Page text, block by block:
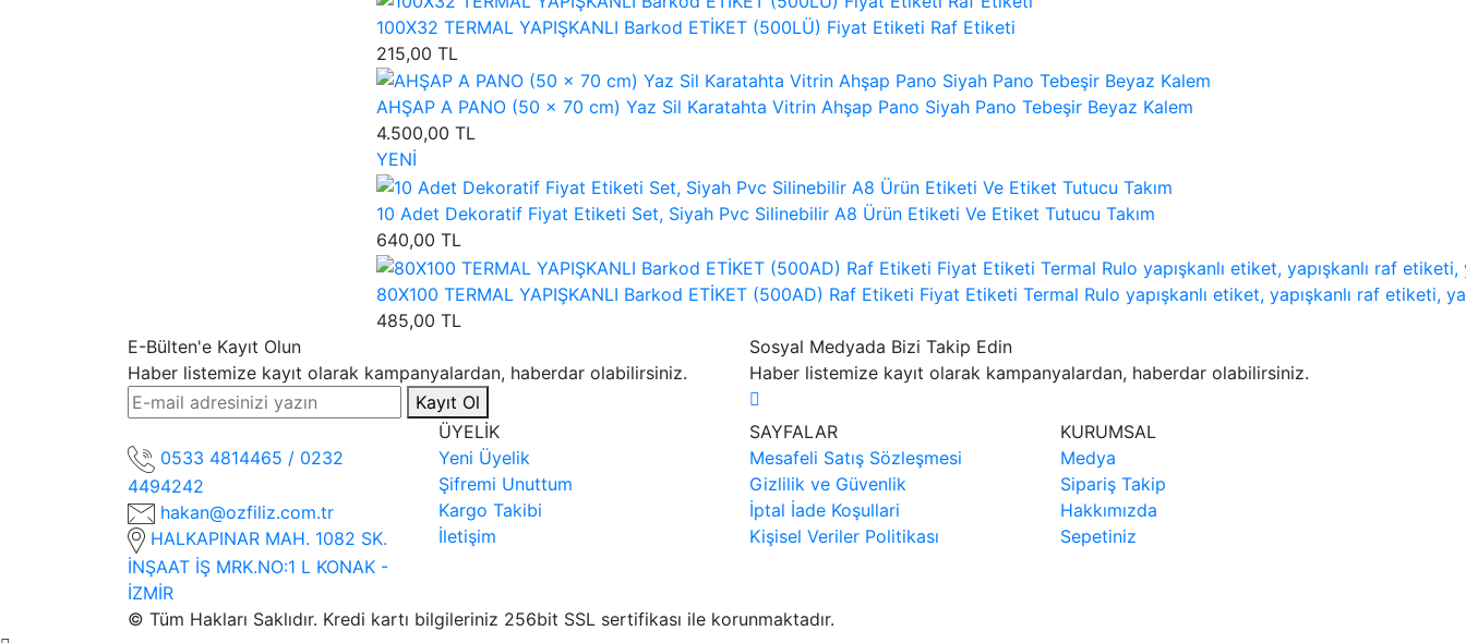
100X32 TERMAL YAPIŞKANLI Barkod ETİKET (500LÜ) Fiyat Etiketi Raf Etiketi
215,00 TL
AHŞAP A PANO (50 x 70 cm) Yaz Sil Karatahta Vitrin Ahşap Pano Siyah Pano Tebeşir Beyaz Kalem
4.500,00 TL
YENİ
10 Adet Dekoratif Fiyat Etiketi Set, Siyah Pvc Silinebilir A8 Ürün Etiketi Ve Etiket Tutucu Takım
640,00 TL
80X100 TERMAL YAPIŞKANLI Barkod ETİKET (500AD) Raf Etiketi Fiyat Etiketi Termal Rulo yapışkanlı etiket, yapışkanlı raf etiketi,
485,00 TL
E-Bülten'e Kayıt Olun
Haber listemize kayıt olarak kampanyalardan, haberdar olabilirsiniz.
Kayıt Ol
Sosyal Medyada Bizi Takip Edin
Haber listemize kayıt olarak kampanyalardan, haberdar olabilirsiniz.
0533 4814465 / 0232
4494242
hakan@ozfiliz.com.tr
HALKAPINAR MAH. 1082 SK.
İNŞAAT İŞ MRK.NO:1 L KONAK -
İZMİR
ÜYELİK
Yeni Üyelik
Şifremi Unuttum
Kargo Takibi
İletişim
SAYFALAR
Mesafeli Satış Sözleşmesi
Gizlilik ve Güvenlik
İptal İade Koşullari
Kişisel Veriler Politikası
KURUMSAL
Medya
Sipariş Takip
Hakkımızda
Sepetiniz
© Tüm Hakları Saklıdır. Kredi kartı bilgileriniz 256bit SSL sertifikası ile korunmaktadır.